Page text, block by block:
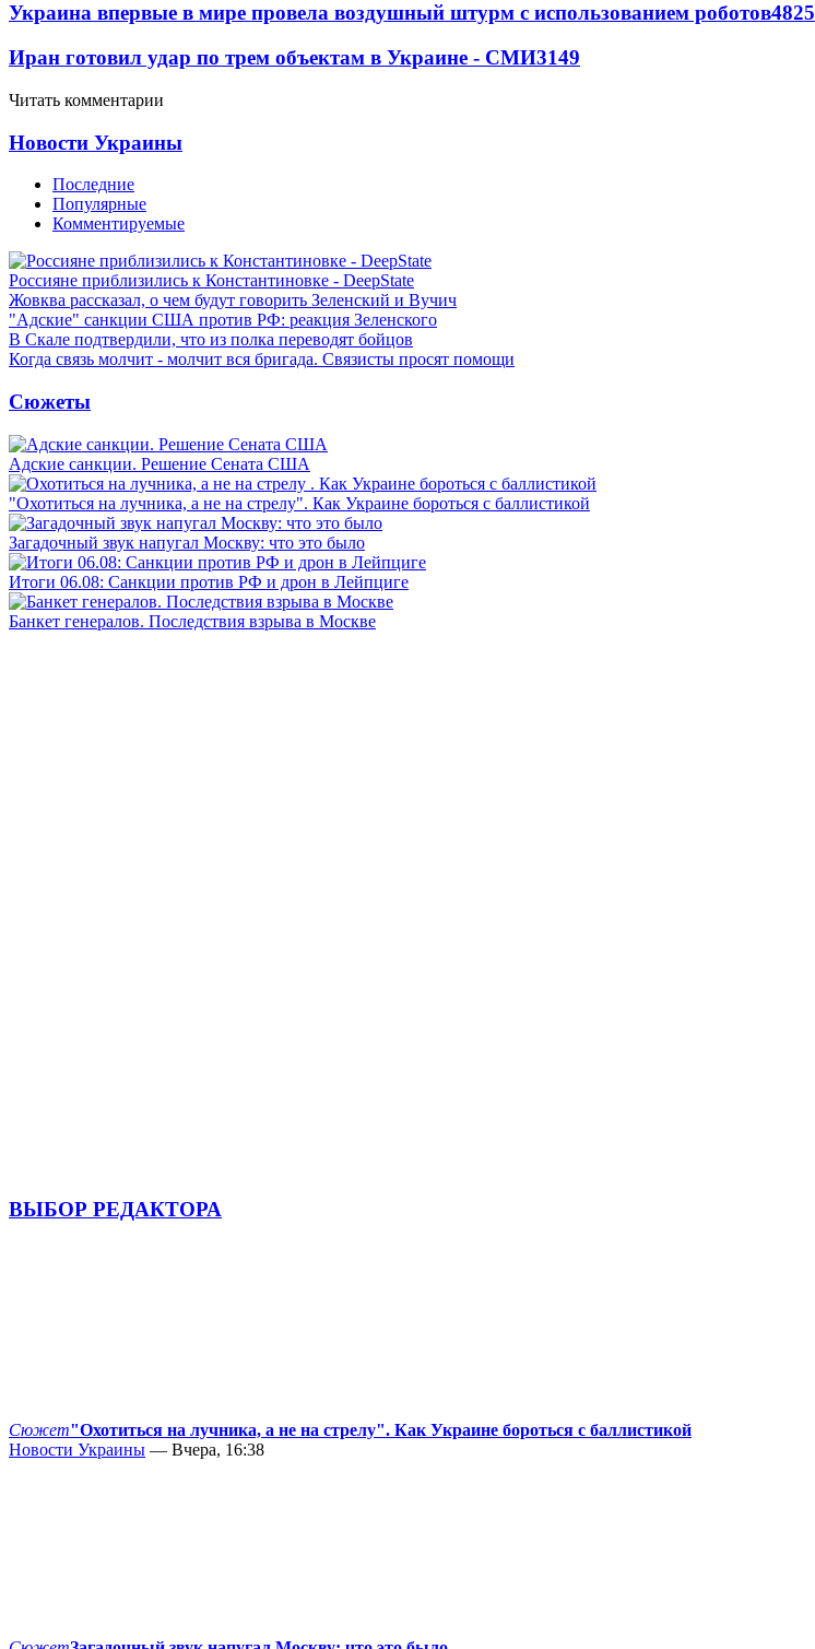
Украина впервые в мире провела воздушный штурм с использованием роботов4825
Иран готовил удар по трем объектам в Украине - СМИ3149
Читать комментарии
Новости Украины
Последние
Популярные
Комментируемые
Россияне приблизились к Константиновке - DeepState
Жовква рассказал, о чем будут говорить Зеленский и Вучич
"Адские" санкции США против РФ: реакция Зеленского
В Скале подтвердили, что из полка переводят бойцов
Когда связь молчит - молчит вся бригада. Связисты просят помощи
Сюжеты
Адские санкции. Решение Сената США
"Охотиться на лучника, а не на стрелу". Как Украине бороться с баллистикой
Загадочный звук напугал Москву: что это было
Итоги 06.08: Санкции против РФ и дрон в Лейпциге
Банкет генералов. Последствия взрыва в Москве
ВЫБОР РЕДАКТОРА
Сюжет"Охотиться на лучника, а не на стрелу". Как Украине бороться с баллистикой
Новости Украины — Вчера, 16:38